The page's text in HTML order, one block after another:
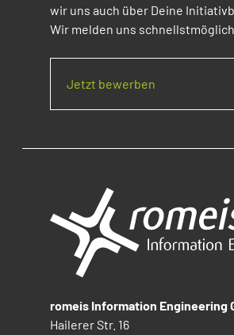
wir uns auch über Deine
Wir melden uns
Jetzt bewerben
romeis Information Engineering
Hailerer Str. 16